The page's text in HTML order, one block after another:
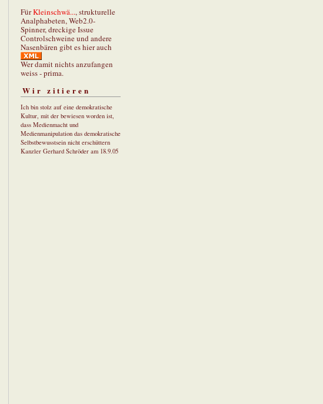
FürKleinschwä..., strukturelle
Analphabeten, Web2.0-
Spinner, dreckige Issue
Controlschweine und andere
Nasenbären gibt es hier auch
Wer damit nichts anzufangen
weiss - prima.
Wir zitieren
Ich bin stolz auf eine demokratische
Kultur, mit der bewiesen worden ist,
dass Medienmacht und
Medienmanipulation das demokratische
Selbstbewusstsein nicht erschüttern
Kanzler Gerhard Schröder am 18.9.05